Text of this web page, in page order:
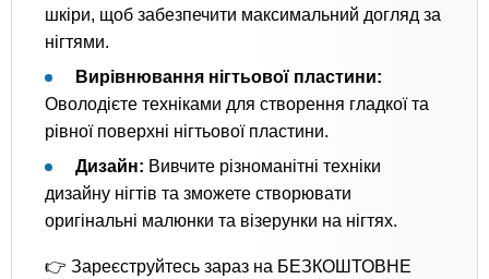
шкіри, щоб забезпечити максимальний догляд за
нігтями.
Вирівнювання нігтьової пластини:
Оволодієте техніками для створення гладкої та
рівної поверхні нігтьової пластини.
Дизайн: Вивчите різноманітні техніки
дизайну нігтів та зможете створювати
оригінальні малюнки та візерунки на нігтях.
👉 Зареєструйтесь зараз на БЕЗКОШТОВНЕ